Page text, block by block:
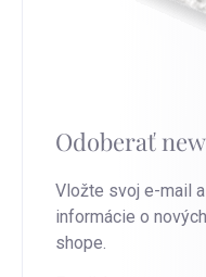
Odoberať
Vložte svoj e-mail
informácie o
shope.